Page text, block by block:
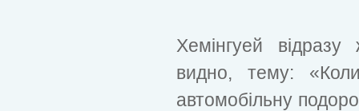
Хемінгуей
видно, тему:
автомобільну